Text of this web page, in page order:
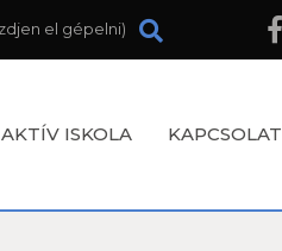
AKTÍV ISKOLA KAPCSOLAT